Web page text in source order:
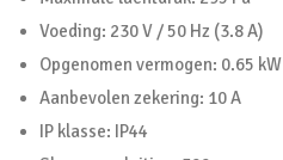
Voeding: 230 V / 50 Hz (3.8 A)
Opgenomen vermogen: 0.65 kW
Aanbevolen zekering: 10 A
IP klasse: IP44